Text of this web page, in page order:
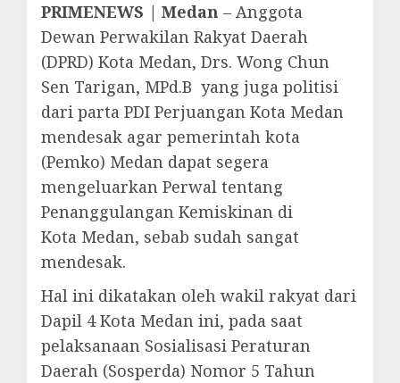
PRIMENEWS | Medan – Anggota
Dewan Perwakilan Rakyat Daerah
(DPRD) Kota Medan, Drs. Wong Chun
Sen Tarigan, MPd.B yang juga politisi
dari parta PDI Perjuangan Kota Medan
mendesak agar pemerintah kota
(Pemko) Medan dapat segera
mengeluarkan Perwal tentang
Penanggulangan Kemiskinan di
Kota Medan, sebab sudah sangat
mendesak.
Hal ini dikatakan oleh wakil rakyat dari
Dapil 4 Kota Medan ini, pada saat
pelaksanaan Sosialisasi Peraturan
Daerah (Sosperda) Nomor 5 Tahun